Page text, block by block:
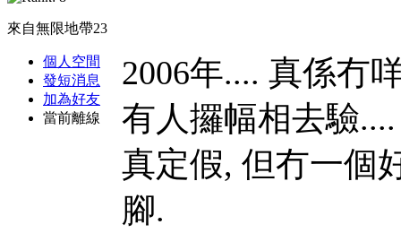
來自無限地帶23
個人空間
發短消息
加為好友
當前離線
2006年.... 真係冇
有人攞幅相去驗
真定假, 但冇一個
腳.